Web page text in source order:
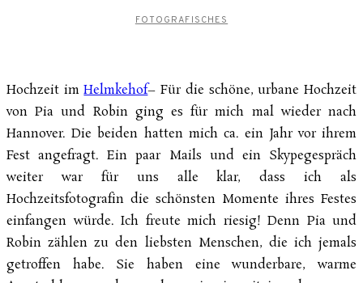
FOTOGRAFISCHES
Hochzeit imHelmkehof– Für die schöne, urbane Hochzeit
von Pia und Robin ging es für mich mal wieder nach
Hannover.Die beiden hatten mich ca. ein Jahr vor ihrem
Fest angefragt. Ein paar Mails und ein Skypegespräch
weiter war für uns alle klar, dass ich als
Hochzeitsfotografin die schönsten Momente ihres Festes
einfangen würde. Ich freute mich riesig! Denn Pia und
Robin zählen zu den liebsten Menschen, die ich jemals
getroffen habe. Sie haben eine wunderbare, warme